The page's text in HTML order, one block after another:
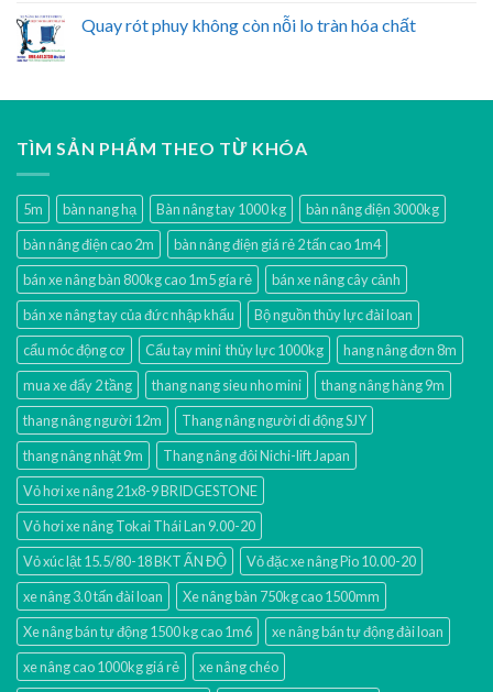
Quay rót phuy không còn nỗi lo tràn hóa chất
TÌM SẢN PHẨM THEO TỪ KHÓA
5m bàn nang hạ Bàn nâng tay 1000 kg
bàn nâng điện 3000kg
bàn nâng điện cao 2m
bàn nâng điện giá rẻ 2 tấn cao 1m4
bán xe nâng bàn 800kg cao 1m5 gía rẻ
bán xe nâng cây cảnh
bán xe nâng tay của đức nhập khẩu
Bộ nguồn thủy lực đài loan
cẩu móc động cơ
Cẩu tay mini thủy lực 1000kg
hang nâng đơn 8m
mua xe đẩy 2 tầng
thang nang sieu nho mini
thang nâng hàng 9m
thang nâng người 12m
Thang nâng người di động SJY
thang nâng nhật 9m
Thang nâng đôi Nichi-lift Japan
Vỏ hơi xe nâng 21x8-9 BRIDGESTONE
Vỏ hơi xe nâng Tokai Thái Lan 9.00-20
Vỏ xúc lật 15.5/80-18 BKT ẤN ĐỘ
Vỏ đặc xe nâng Pio 10.00-20
xe nâng 3.0 tấn đài loan
Xe nâng bàn 750kg cao 1500mm
Xe nâng bán tự động 1500 kg cao 1m6
xe nâng bán tự động đài loan
xe nâng cao 1000kg giá rẻ
xe nâng chéo